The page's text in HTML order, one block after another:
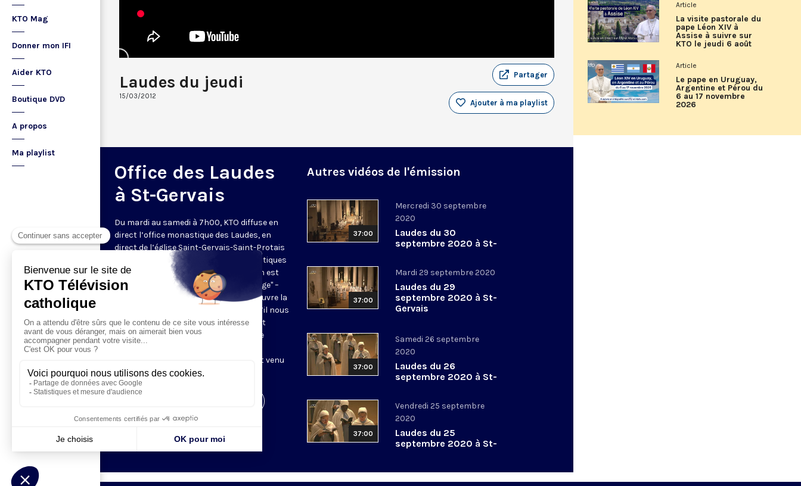
KTO Mag
Donner mon IFI
Aider KTO
Boutique DVD
A propos
Ma playlist
Laudes du jeudi
15/03/2012
Partager
Ajouter à ma playlist
Office des Laudes
à St-Gervais
Du mardi au samedi à 7h00, KTO diffuse en
direct l’office monastique des Laudes, en
direct de l’église Saint-Gervais-Saint-Protais
(Paris IVe), avec les Fraternités Monastiques
de Jérusalem. Les Laudes – dont le nom est
dérivé du terme latin qui signifie "louange" –
sont d’abord la prière de louange qui ouvre la
journée pour remercier Dieu du don qu’il nous
fait de ce jour nouveau, et le placer tout
entier sous son regard. Mais son heure
Résurrection du Seigneur, "soleil levant venu
nous visiter" (Lc 1,28).
Autres vidéos de l'émission
37:00
Mercredi 30 septembre
2020
Laudes du 30
septembre 2020 à St-
37:00
Mardi 29 septembre 2020
Laudes du 29
septembre 2020 à St-
Gervais
37:00
Samedi 26 septembre
2020
Laudes du 26
septembre 2020 à St-
37:00
Vendredi 25 septembre
2020
Laudes du 25
septembre 2020 à St-
Article
La visite pastorale du
pape Léon XIV à
Assise à suivre sur
KTO le jeudi 6 août
Article
Le pape en Uruguay,
Argentine et Pérou du
6 au 17 novembre
2026